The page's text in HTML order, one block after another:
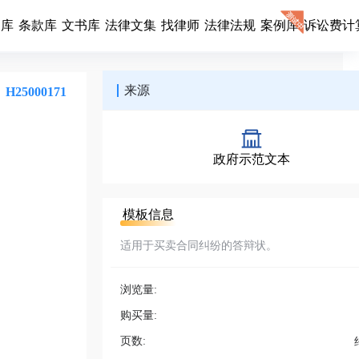
条款库 文书库 法律文集 找律师 法律法规 案例库 诉讼费计
H25000171 来源
政府示范文本
模板信息
适用于买卖合同纠纷的答辩状。
浏览量:
购买量:
页数: